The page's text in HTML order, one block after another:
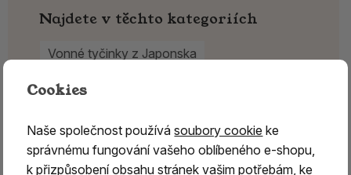
Najdete v těchto kategoriích
Vonné tyčinky z Japonska
Japonské vonné tyčinky Nippon Kodo
Cookies
Naše společnost používásoubory cookie ke
správnému fungování vašeho oblíbeného e-shopu,
k přizpůsobení obsahu stránek vašim potřebám, ke